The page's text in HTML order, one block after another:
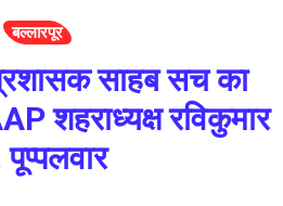
बल्लारपूर
साहब सच का
शहराध्यक्ष रविकुमार